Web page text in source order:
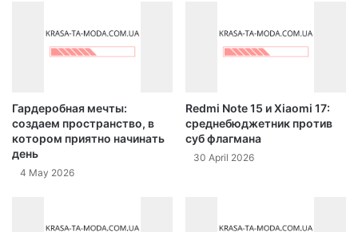
Гардеробная мечты:
создаем пространство, в
котором приятно начинать
день
4 May 2026
Redmi Note 15 и Xiaomi 17:
среднебюджетник против
суб флагмана
30 April 2026